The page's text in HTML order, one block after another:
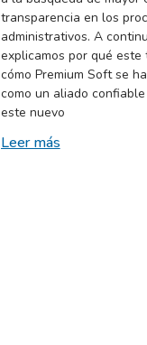
transparencia en los
administrativos. A
explicamos por qué este
cómo Premium Soft se
como un aliado
este nuevo
Leer más